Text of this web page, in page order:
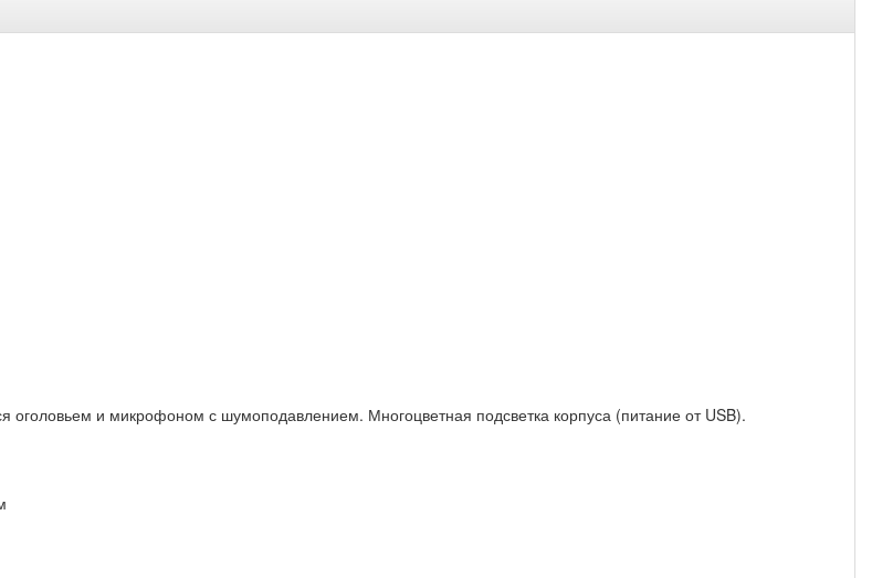
и микрофоном с шумоподавлением. Многоцветная подсветка корпуса (питание от USB).